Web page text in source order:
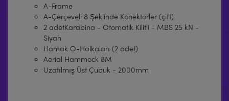
A-Frame
A-Çerçeveli 8 Şeklinde Konektörler (çift)
2 adetKarabina - Otomatik Kilitli - MBS 25 kN -
Siyah
Hamak O-Halkaları (2 adet)
Aerial Hammock 8M
Uzatılmış Üst Çubuk - 2000mm